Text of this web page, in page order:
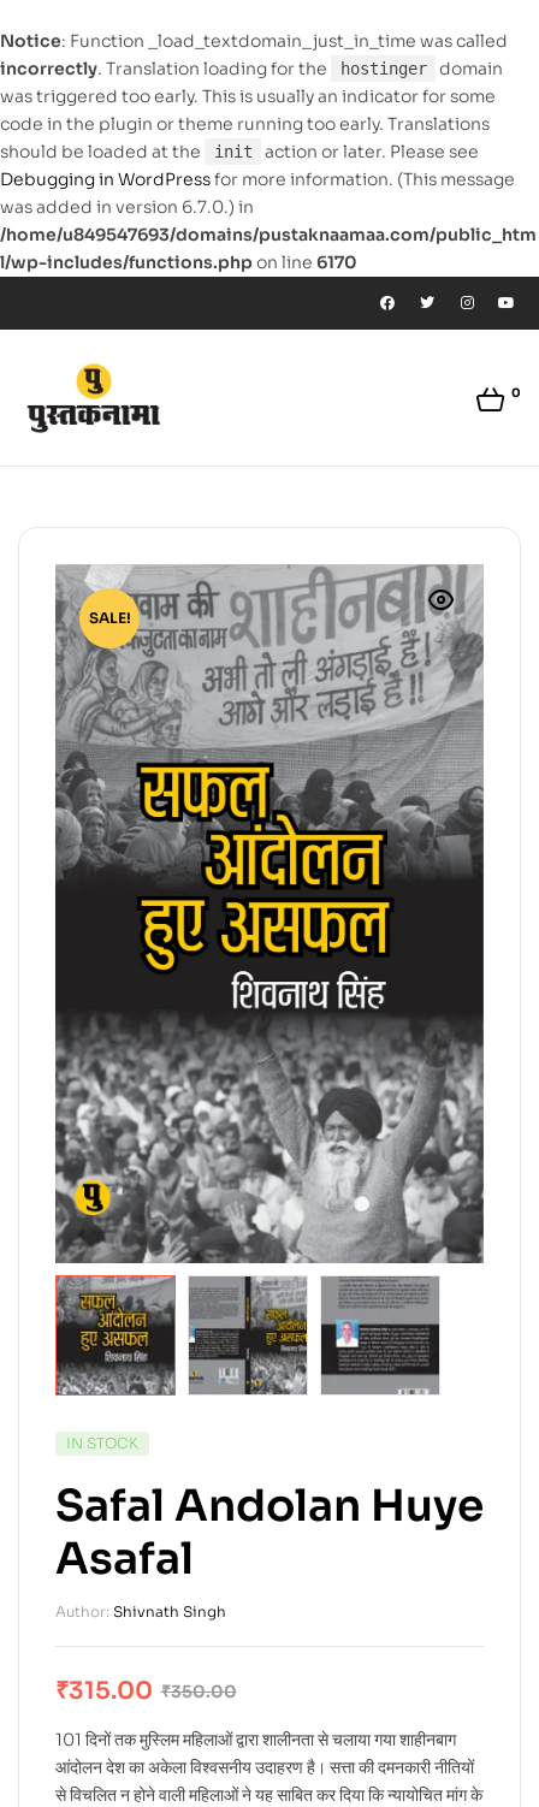
Notice: Function _load_textdomain_just_in_time was called
incorrectly. Translation loading for the hostinger
domain
was triggered too early. This is usually an indicator for some
code in the plugin or theme running too early. Translations
should be loaded at the
init
action or later. Please see
Debugging in WordPressfor more information. (This message
was added in version 6.7.0.) in
/home/u849547693/domains/pustaknaamaa.com/public_htm
l/wp-includes/functions.phpon line 6170
pustaknaamaa.com
0
SALE!
IN STOCK
Safal Andolan Huye
Asafal
Author: Shivnath Singh
₹350.00
₹315.00
101 दिनों तक मुस्लिम महिलाओं द्वारा शालीनता से चलाया गया शाहीनबाग
आंदोलन देश का अकेला विश्वसनीय उदाहरण है। सत्ता की दमनकारी नीतियों
से विचलित न होने वाली महिलाओं ने यह साबित कर दिया कि न्यायोचित मांग के